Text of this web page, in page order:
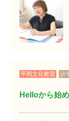
平岡文化教室 語
Helloから始